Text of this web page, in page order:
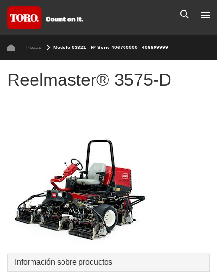
Piezas Modelo 03821 - Nº Serie 406700000 - 406899999
Reelmaster® 3575-D
Información sobre productos